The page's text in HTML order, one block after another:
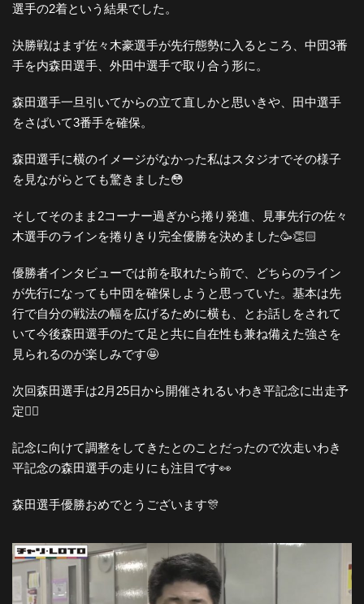
選手の2着という結果でした。
決勝戦はまず佐々木豪選手が先行態勢に入るところ、中団3番
手を内森田選手、外田中選手で取り合う形に。
森田選手一旦引いてからの立て直しかと思いきや、田中選手
をさばいて3番手を確保。
森田選手に横のイメージがなかった私はスタジオでその様子
を見ながらとても驚きました😳
そしてそのまま2コーナー過ぎから捲り発進、見事先行の佐々
木選手のラインを捲りきり完全優勝を決めました🥳👏🏻
優勝者インタビューでは前を取れたら前で、どちらのライン
が先行になっても中団を確保しようと思っていた。基本は先
行で自分の戦法の幅を広げるために横も、とお話しをされて
いて今後森田選手のたて足と共に自在性も兼ね備えた強さを
見られるのが楽しみです🤩
次回森田選手は2月25日から開催されるいわき平記念に出走予
定🚴‍♂️
記念に向けて調整をしてきたとのことだったので次走いわき
平記念の森田選手の走りにも注目です👀
森田選手優勝おめでとうございます🎊